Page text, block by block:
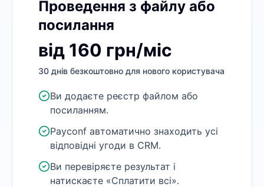
Проведення з файлу або
посилання
від 160 грн/міс
30 днів безкоштовно для нового користувача
Ви додаєте реєстр файлом або
посиланням.
Payconf автоматично знаходить усі
відповідні угоди в CRM.
Ви перевіряєте результат і
натискаєте «Сплатити всі».